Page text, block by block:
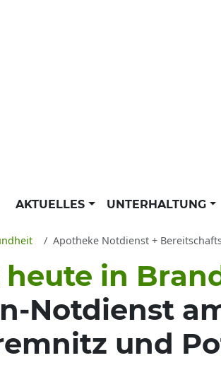
AKTUELLES UNTERHALTUNG
Apotheke Notdienst + Bereitschaftsarzt
in
Notdienst
und